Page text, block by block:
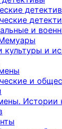
и
культуры и
и
Истории